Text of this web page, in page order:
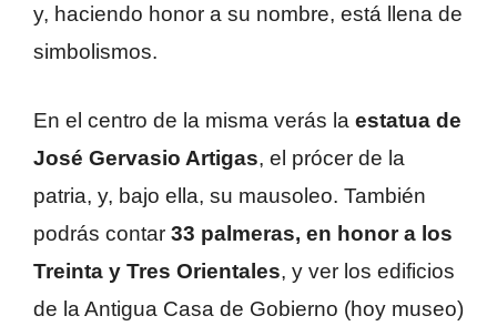
y, haciendo honor a su nombre, está llena de
simbolismos.
En el centro de la misma verás la estatua de
José Gervasio Artigas, el prócer de la
patria, y, bajo ella, su mausoleo. También
podrás contar 33 palmeras, en honor a los
Treinta y Tres Orientales, y ver los edificios
de la Antigua Casa de Gobierno (hoy museo)